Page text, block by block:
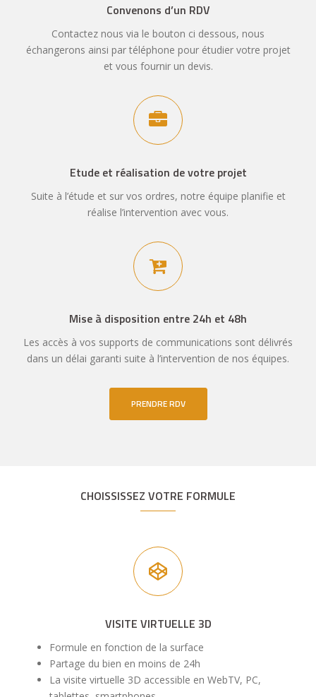
Convenons d’un RDV
Contactez nous via le bouton ci dessous, nous
échangerons ainsi par téléphone pour étudier votre projet
et vous fournir un devis.
Etude et réalisation de votre projet
Suite à l’étude et sur vos ordres, notre équipe planifie et
réalise l’intervention avec vous.
Mise à disposition entre 24h et 48h
Les accès à vos supports de communications sont délivrés
dans un délai garanti suite à l’intervention de nos équipes.
PRENDRE RDV
CHOISSISSEZ VOTRE FORMULE
VISITE VIRTUELLE 3D
Formule en fonction de la surface
Partage du bien en moins de 24h
La visite virtuelle 3D accessible en WebTV, PC,